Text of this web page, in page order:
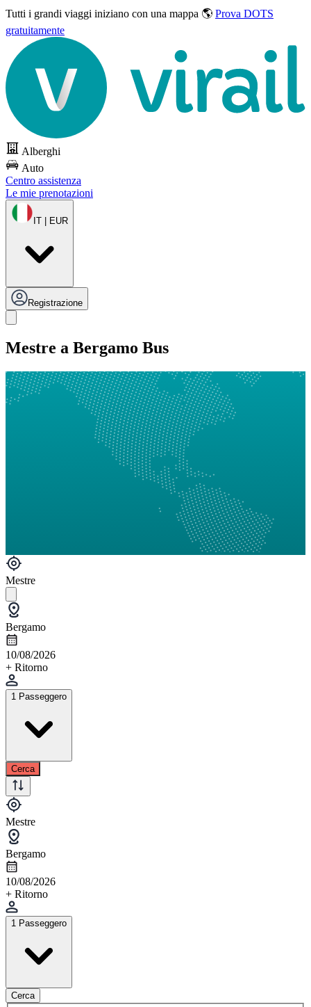
Tutti i grandi viaggi iniziano con una mappa 🌎 Prova DOTS
gratuitamente
Alberghi
Auto
Centro assistenza
Le mie prenotazioni
IT | EUR
Registrazione
Mestre a Bergamo Bus
Mestre
Bergamo
10/08/2026
+ Ritorno
1 Passeggero
Cerca
Mestre
Bergamo
10/08/2026
+ Ritorno
1 Passeggero
Cerca